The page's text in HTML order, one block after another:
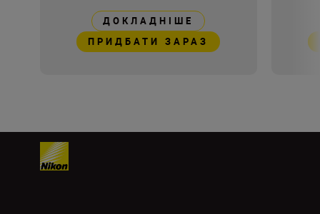
ДОКЛАДНІШЕ
ПРИДБАТИ ЗАРАЗ